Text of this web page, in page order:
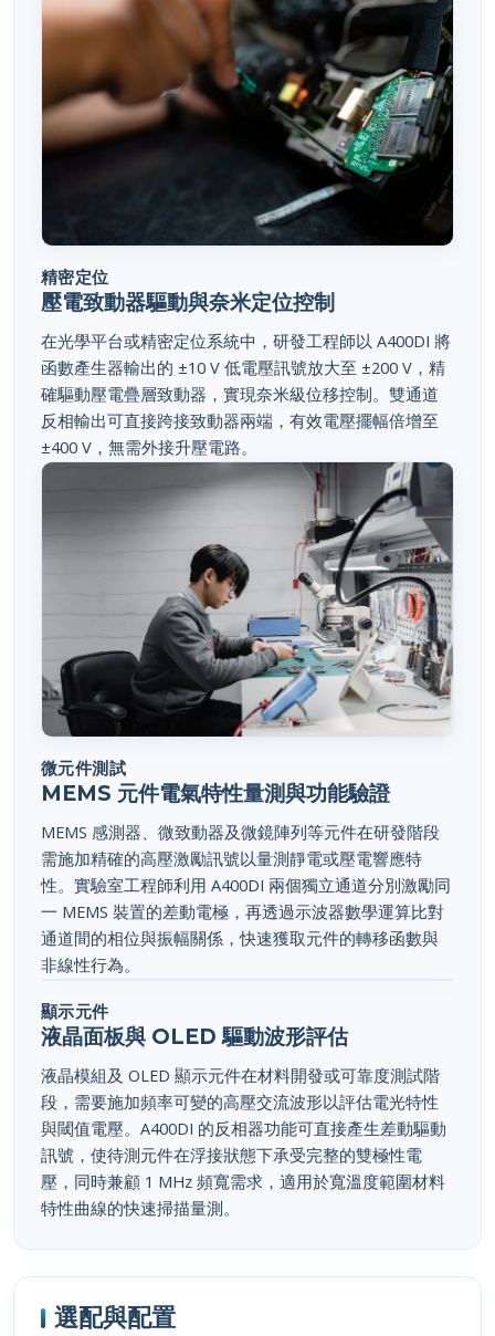
精密定位
壓電致動器驅動與奈米定位控制
在光學平台或精密定位系統中，研發工程師以 A400DI 將
函數產生器輸出的 ±10 V 低電壓訊號放大至 ±200 V，精
確驅動壓電疊層致動器，實現奈米級位移控制。雙通道
反相輸出可直接跨接致動器兩端，有效電壓擺幅倍增至
±400 V，無需外接升壓電路。
微元件測試
MEMS 元件電氣特性量測與功能驗證
MEMS 感測器、微致動器及微鏡陣列等元件在研發階段
需施加精確的高壓激勵訊號以量測靜電或壓電響應特
性。實驗室工程師利用 A400DI 兩個獨立通道分別激勵同
一 MEMS 裝置的差動電極，再透過示波器數學運算比對
通道間的相位與振幅關係，快速獲取元件的轉移函數與
非線性行為。
顯示元件
液晶面板與 OLED 驅動波形評估
液晶模組及 OLED 顯示元件在材料開發或可靠度測試階
段，需要施加頻率可變的高壓交流波形以評估電光特性
與閾值電壓。A400DI 的反相器功能可直接產生差動驅動
訊號，使待測元件在浮接狀態下承受完整的雙極性電
壓，同時兼顧 1 MHz 頻寬需求，適用於寬溫度範圍材料
特性曲線的快速掃描量測。
選配與配置